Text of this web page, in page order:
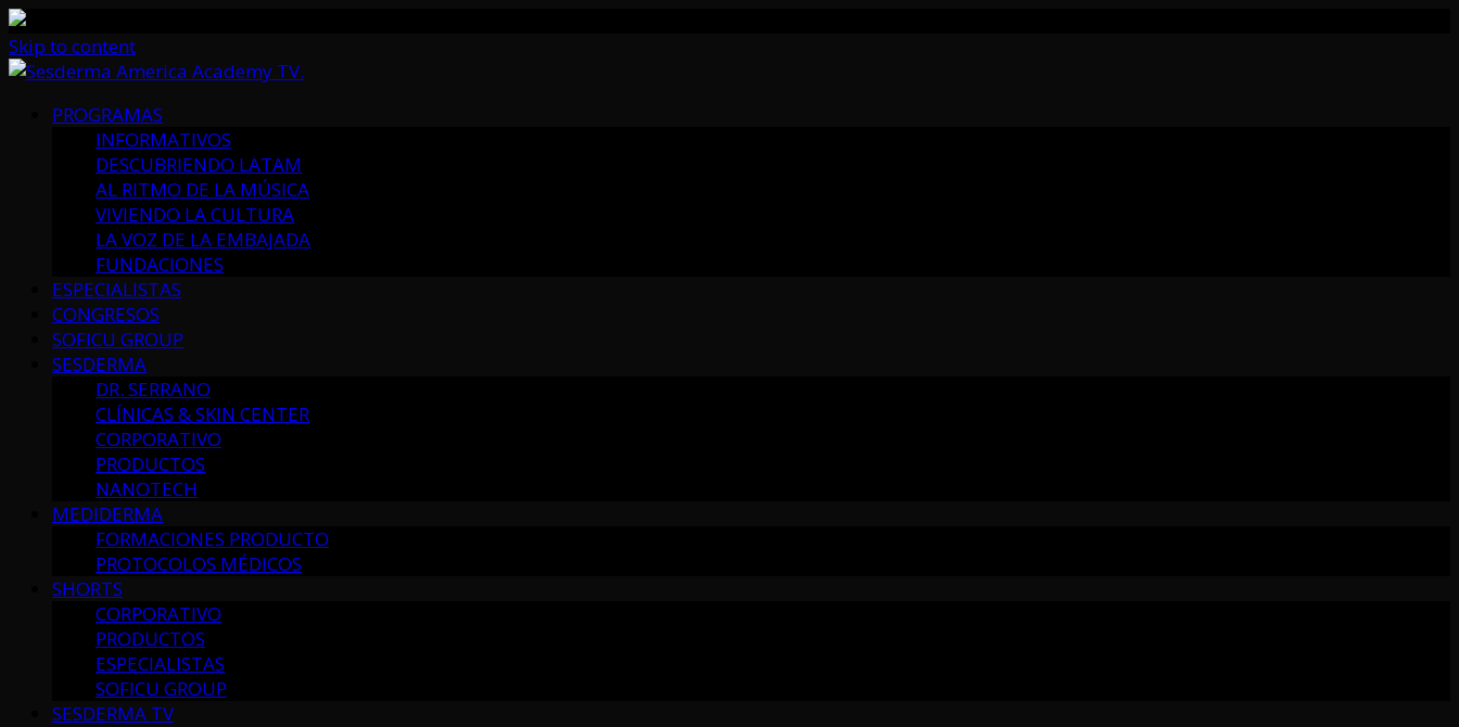
Skip to content
PROGRAMAS
INFORMATIVOS
DESCUBRIENDO LATAM
AL RITMO DE LA MÚSICA
VIVIENDO LA CULTURA
LA VOZ DE LA EMBAJADA
FUNDACIONES
ESPECIALISTAS
CONGRESOS
SOFICU GROUP
SESDERMA
DR. SERRANO
CLÍNICAS & SKIN CENTER
CORPORATIVO
PRODUCTOS
NANOTECH
MEDIDERMA
FORMACIONES PRODUCTO
PROTOCOLOS MÉDICOS
SHORTS
CORPORATIVO
PRODUCTOS
ESPECIALISTAS
SOFICU GROUP
SESDERMA TV